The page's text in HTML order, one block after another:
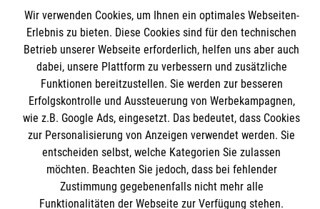
Fachbereich Einsatzdienste / Katastrophenschutz
Malteser Grundausbildung
Fachbereich Rettungsdienst
Spenden und Helfen
Die Malteser in Baden-Württemberg
Informationen
Kontakt
Impressum
Datenschutz
Malteser online
Malteserorden
Malteser International
Mediathek
Spendenkonto
Wir verwenden Cookies, um Ihnen ein optimales Webseiten-
Erlebnis zu bieten. Diese Cookies sind für den technischen
Betrieb unserer Webseite erforderlich, helfen uns aber auch
dabei, unsere Plattform zu verbessern und zusätzliche
Funktionen bereitzustellen. Sie werden zur besseren
Erfolgskontrolle und Aussteuerung von Werbekampagnen,
wie z.B. Google Ads, eingesetzt. Das bedeutet, dass Cookies
zur Personalisierung von Anzeigen verwendet werden. Sie
entscheiden selbst, welche Kategorien Sie zulassen
möchten. Beachten Sie jedoch, dass bei fehlender
Zustimmung gegebenenfalls nicht mehr alle
Funktionalitäten der Webseite zur Verfügung stehen.